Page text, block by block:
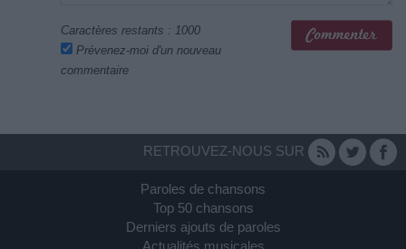
Caractères restants : 1000
Prévenez-moi d'un nouveau
commentaire
RETROUVEZ-NOUS SUR
Paroles de chansons
Top 50 chansons
Derniers ajouts de paroles
Actualités musicales